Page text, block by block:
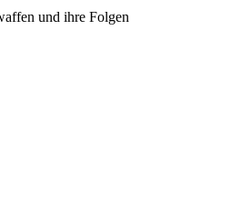
und ihre Folgen